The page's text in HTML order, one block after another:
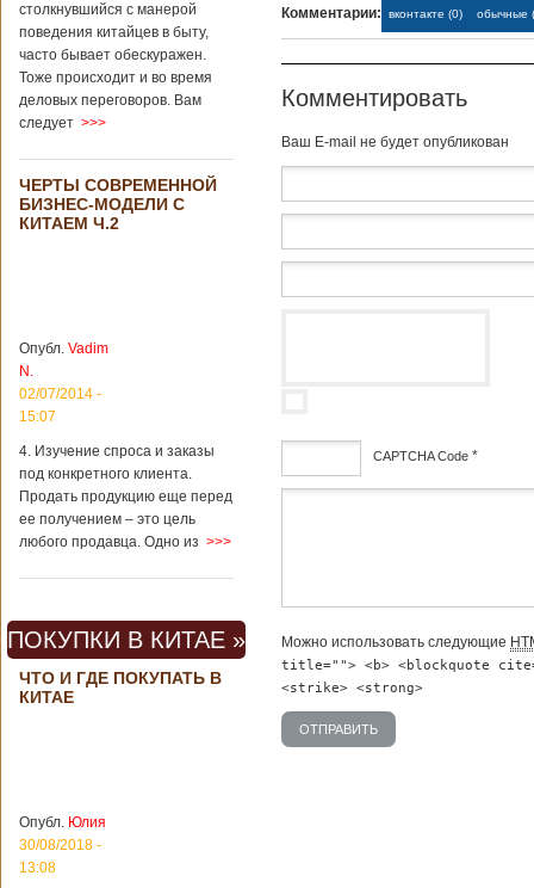
километров.
Сообщается, что
рудник состоит из
функциональных
Подробнее...
Опубликовано
для туристов
вещи в Китае
Традиции и
образ жизни
жителей Китая
вещах, которые
больше всего
удивляют туристов
в Поднебесной.
в метрополитене В
Пекине или
Шанхае терактов
не было, да и весь
Китай в этом
считается
государством. Но в
метрополитене
Шанхая или
Подробнее...
Опубликовано
родителей
появился их
ребенок. Выносила
малыша
столкнувшийся с манерой
поведения китайцев в быту,
часто бывает обескуражен.
Тоже происходит и во время
деловых переговоров. Вам
следует >>>
ЧЕРТЫ СОВРЕМЕННОЙ
БИЗНЕС-МОДЕЛИ С
КИТАЕМ Ч.2
Опубл. Vadim
N.
02/07/2014 -
15:07
4. Изучение спроса и заказы
под конкретного клиента.
Продать продукцию еще перед
ее получением – это цель
любого продавца. Одно из >>>
ПОКУПКИ В КИТАЕ »
ЧТО И ГДЕ ПОКУПАТЬ В
КИТАЕ
Опубл. Юлия
30/08/2018 -
13:08
Комментарии: вконтакте (0) обычные
Комментировать
Baш E-mail не будет опубликован
CAPTCHA Code *
Можно использовать следующие
title=""> <b> <blockquote
<strike> <strong>